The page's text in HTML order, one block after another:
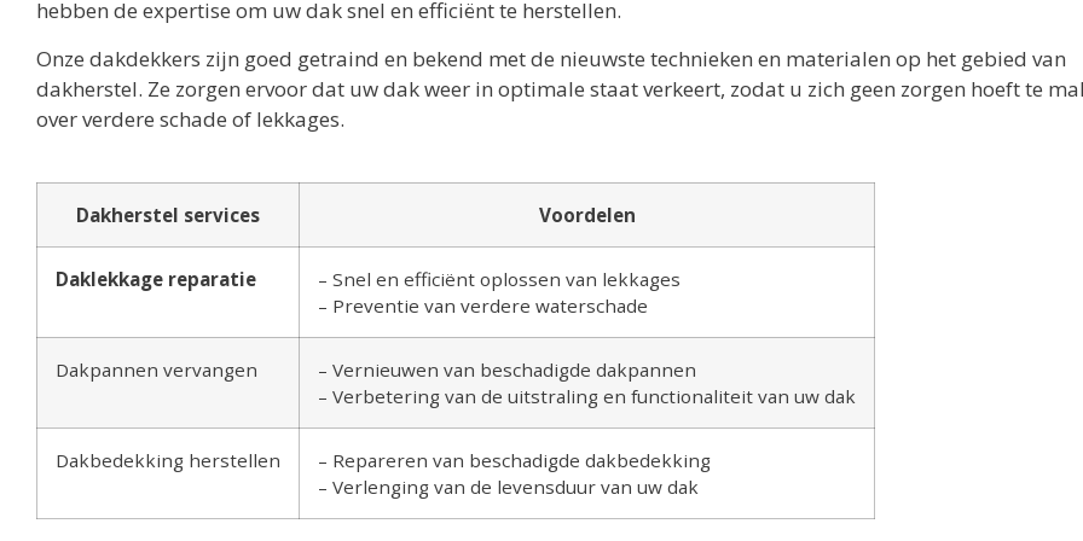
hebben de expertise om uw dak snel en efficiënt te herstellen.
Onze dakdekkers zijn goed getraind en bekend met de nieuwste technieken en materialen op het gebied van
dakherstel. Ze zorgen ervoor dat uw dak weer in optimale staat verkeert, zodat u zich geen zorgen hoeft te
over verdere schade of lekkages.
Dakherstel services Voordelen
Daklekkage reparatie
– Snel en efficiënt oplossen van lekkages
– Preventie van verdere waterschade
Dakpannen vervangen
– Vernieuwen van beschadigde dakpannen
– Verbetering van de uitstraling en functionaliteit van uw dak
Dakbedekking herstellen
– Repareren van beschadigde dakbedekking
– Verlenging van de levensduur van uw dak